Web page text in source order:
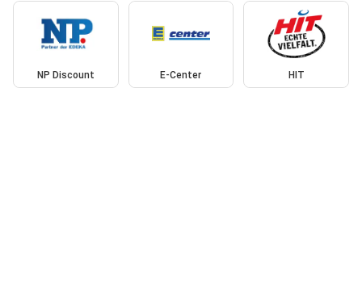
NP Discount E-Center HIT